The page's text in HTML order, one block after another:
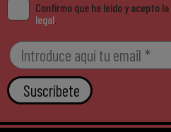
Confirmo que he leído y acepto la
legal.
Suscríbete